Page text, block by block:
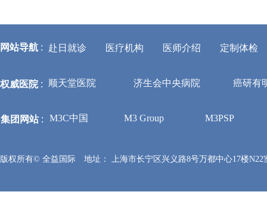
网站导航 : 赴日就诊 医疗机构 医师介绍 定制体检
权威医院: 顺天堂医院 济生会中央病院 癌研有
版权所有© 全益国际 地址： 上海市长宁区兴义路8号万都中心17楼N22
集团网站: M3C中国 M3 Group M3PSP